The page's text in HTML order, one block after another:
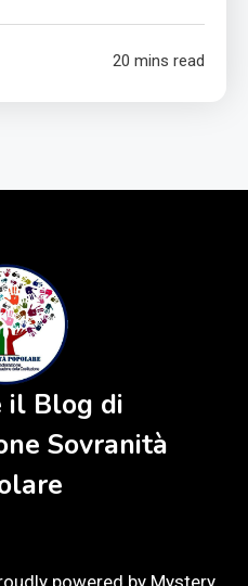
20 mins read
il Blog di
Sovranità
powered by Mystery